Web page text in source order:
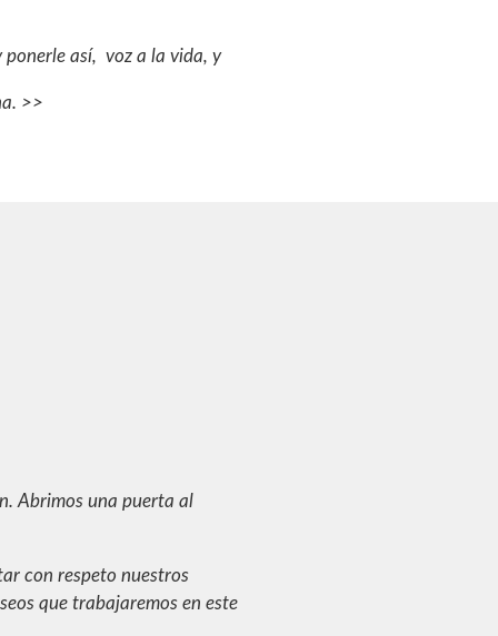
así, voz a la vida, y
>>
Abrimos una puerta al
con respeto nuestros
que trabajaremos en este